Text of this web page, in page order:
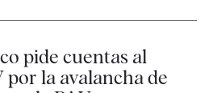
pide cuentas al
la avalancha de